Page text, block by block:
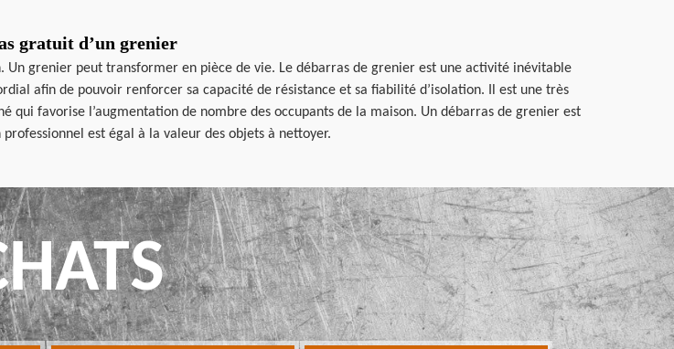
gratuit d’un grenier
Un grenier peut transformer en pièce de vie. Le débarras de grenier est une activité inévitable
afin de pouvoir renforcer sa capacité de résistance et sa fiabilité d’isolation. Il est une très
qui favorise l’augmentation de nombre des occupants de la maison. Un débarras de grenier est
est égal à la valeur des objets à nettoyer.